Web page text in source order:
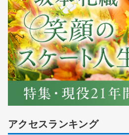
アクセスランキング